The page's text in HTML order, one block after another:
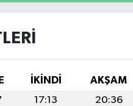
İKINDI AKŞAM
17:13 20:36